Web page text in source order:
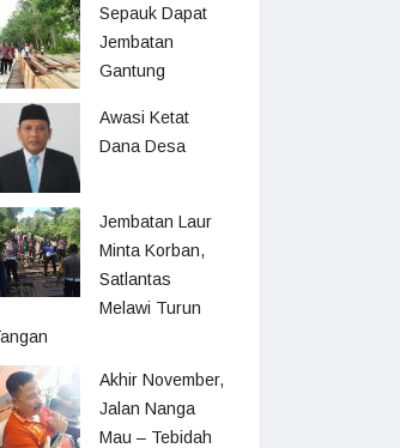
Sepauk Dapat
Jembatan
Gantung
Awasi Ketat
Dana Desa
Jembatan Laur
Minta Korban,
Satlantas
Melawi Turun
Akhir November,
Jalan Nanga
Mau – Tebidah